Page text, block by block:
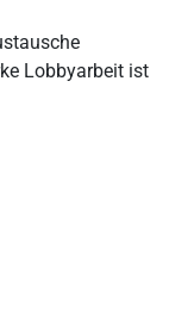
Lobbyarbeit ist